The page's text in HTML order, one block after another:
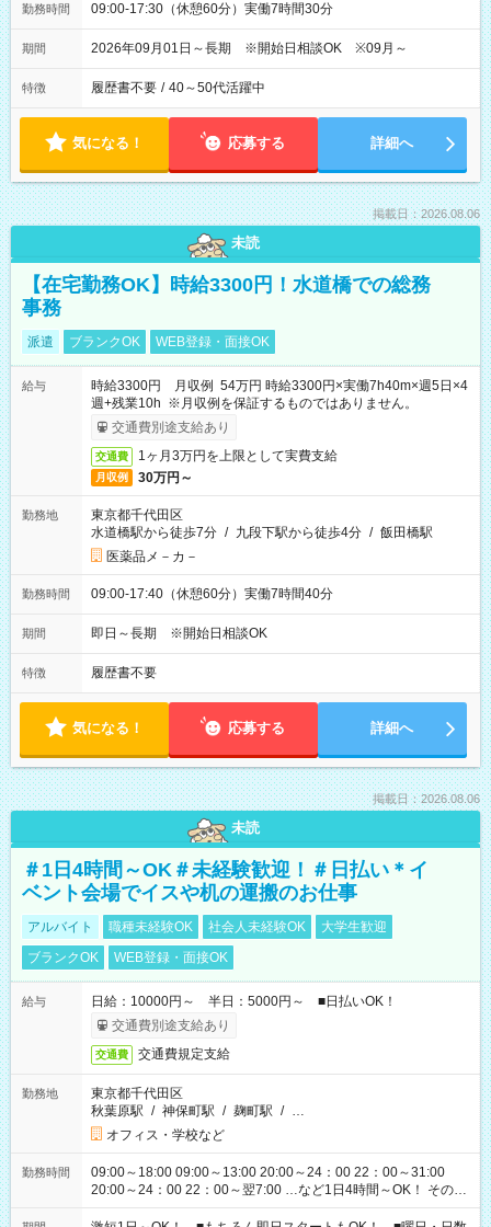
勤務時間 09:00-17:30（休憩60分）実働7時間30分
期間 2026年09月01日～長期 ※開始日相談OK ※09月～
特徴 履歴書不要 / 40～50代活躍中
気になる！ 応募する 詳細へ
掲載日：2026.08.06
未読
【在宅勤務OK】時給3300円！水道橋での総務
事務
派遣 ブランクOK WEB登録・面接OK
給与
時給3300円 月収例 54万円 時給3300円×実働7h40m×週5日×4
週+残業10h ※月収例を保証するものではありません。
交通費別途支給あり
交通費 1ヶ月3万円を上限として実費支給
月収例 30万円～
勤務地
東京都千代田区
水道橋駅から徒歩7分 / 九段下駅から徒歩4分 / 飯田橋駅
医薬品メ－カ－
勤務時間 09:00-17:40（休憩60分）実働7時間40分
期間 即日～長期 ※開始日相談OK
特徴 履歴書不要
気になる！ 応募する 詳細へ
掲載日：2026.08.06
未読
＃1日4時間～OK＃未経験歓迎！＃日払い＊イ
ベント会場でイスや机の運搬のお仕事
アルバイト 職種未経験OK 社会人未経験OK
大学生歓迎
ブランクOK
WEB登録・面接OK
給与
日給：10000円～ 半日：5000円～ ■日払いOK！
交通費別途支給あり
交通費 交通費規定支給
勤務地
東京都千代田区
秋葉原駅 / 神保町駅 / 麹町駅 / …
オフィス・学校など
勤務時間
09:00～18:00 09:00～13:00 20:00～24：00 22：00～31:00
20:00～24：00 22：00～翌7:00 …など1日4時間～OK！ その他
シフトもございます！ お気軽にご相談ください！